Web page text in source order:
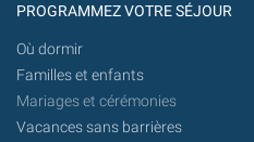
PROGRAMMEZ VOTRE SÉJOUR
Où dormir
Familles et enfants
Mariages et cérémonies
Vacances sans barrières